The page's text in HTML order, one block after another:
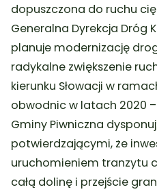
dopuszczona do ruchu
Generalna Dyrekcja Dróg
planuje modernizację
radykalne zwiększenie
kierunku Słowacji w
obwodnic w latach 2020
Gminy Piwniczna
potwierdzającymi, że
uruchomieniem tranzytu
całą dolinę i przejście